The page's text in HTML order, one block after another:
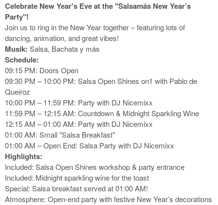
Celebrate New Year's Eve at the "Salsamás New Year’s
Party"!
Join us to ring in the New Year together – featuring lots of
dancing, animation, and great vibes!
Musik: Salsa, Bachata y más
Schedule:
09:15 PM: Doors Open
09:30 PM – 10:00 PM: Salsa Open Shines on1 with Pablo de
Queiroz
10:00 PM – 11:59 PM: Party with DJ Nicemixx
11:59 PM – 12:15 AM: Countdown & Midnight Sparkling Wine
12:15 AM – 01:00 AM: Party with DJ Nicemixx
01:00 AM: Small "Salsa Breakfast"
01:00 AM – Open End: Salsa Party with DJ Nicemixx
Highlights:
Included: Salsa Open Shines workshop & party entrance
Included: Midnight sparkling wine for the toast
Special: Salsa breakfast served at 01:00 AM!
Atmosphere: Open-end party with festive New Year’s decorations